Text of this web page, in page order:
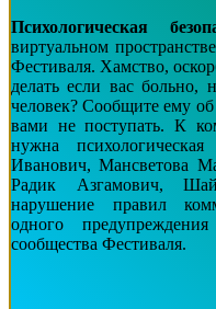
Психологическая
виртуальном
Фестиваля. Хамство,
делать если вас больно,
человек? Сообщите ему
вами не поступать. К
нужна
Иванович, Мансветова
Радик Азгамович,
нарушение правил
одного
сообщества Фестиваля.